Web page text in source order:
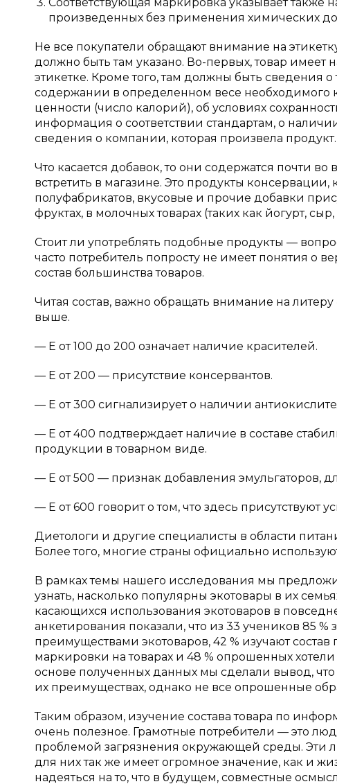
произведенных без применения химических
Не все покупатели обращают внимание на
должно быть там указано. Во-первых, товар
этикетке. Кроме того, там должны быть сведения
содержании в определенном весе необходимого
ценности (число калорий), об условиях
информация о соответствии стандартам, о
сведения о компании, которая произвела продукт.
Что касается добавок, то они содержатся почти
встретить в магазине. Это продукты
полуфабрикатов, вкусовые и прочие добавки
фруктах, в молочных товарах (таких как йогурт,
Стоит ли употреблять подобные продукты —
часто потребитель попросту не имеет понятия о
состав большинства товаров.
Читая состав, важно обращать внимание на
выше.
— Е от 100 до 200 означает наличие красителей.
— Е от 200 — присутствие консервантов.
— Е от 300 сигнализирует о наличии
— Е от 400 подтверждает наличие в составе
продукции в товарном виде.
— Е от 500 — признак добавления эмульгаторов,
— Е от 600 говорит о том, что здесь присутствуют
Диетологи и другие специалисты в области
Более того, многие страны официально
В рамках темы нашего исследования мы
узнать, насколько популярны экотовары в их
касающихся использования экотоваров в
анкетирования показали, что из 33 учеников 85 %
преимуществами экотоваров, 42 % изучают
маркировки на товарах и 48 % опрошенных
основе полученных данных мы сделали вывод,
их преимуществах, однако не все опрошенные
Таким образом, изучение состава товара по
очень полезное. Грамотные потребители — это
проблемой загрязнения окружающей среды. Эти
для них так же имеет огромное значение, как и
надеяться на то, что в будущем, совместные